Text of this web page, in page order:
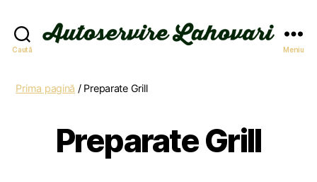
Caută Meniu
Prima pagină / Preparate Grill
Preparate Grill